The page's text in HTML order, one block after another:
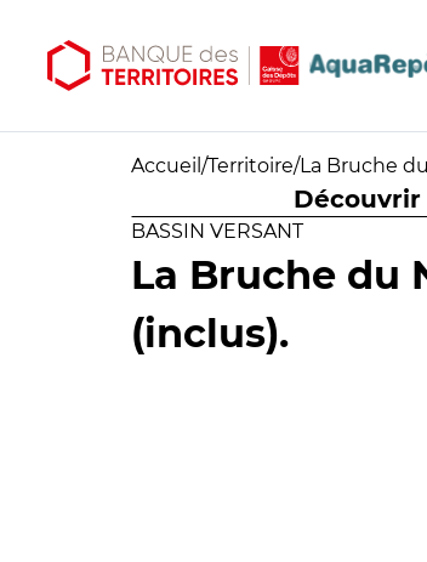
Accueil /Territoire/La Bruche
Découvrir
BASSIN VERSANT
La Bruche du
(inclus).